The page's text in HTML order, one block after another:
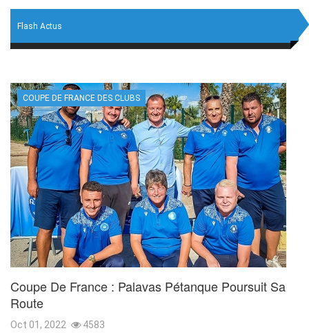
Flash Actus
COUPE DE FRANCE DES CLUBS
Coupe De France : Palavas Pétanque Poursuit Sa
Route
Oct 01, 2022 4583